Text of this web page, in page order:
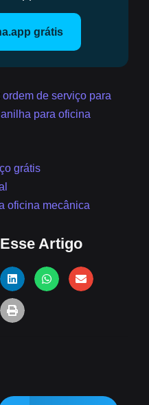
grátis
ordem de serviço para
para oficina
grátis
oficina mecânica
Artigo